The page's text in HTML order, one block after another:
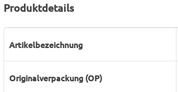
Produktdetails
Artikelbezeichnung
Originalverpackung (OP)